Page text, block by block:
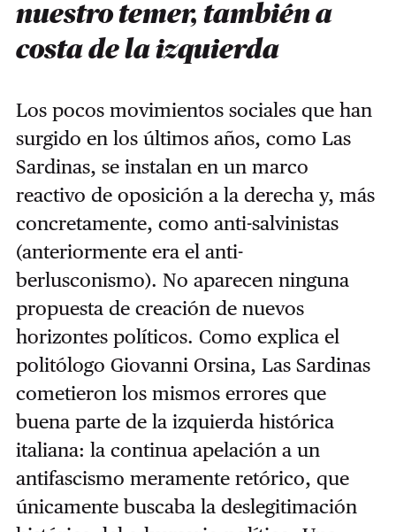
nuestro temer, también a
costa de la izquierda
Los pocos movimientos sociales que han
surgido en los últimos años, como Las
Sardinas, se instalan en un marco
reactivo de oposición a la derecha y, más
concretamente, como anti-salvinistas
(anteriormente era el anti-
berlusconismo). No aparecen ninguna
propuesta de creación de nuevos
horizontes políticos. Como explica el
politólogo Giovanni Orsina, Las Sardinas
cometieron los mismos errores que
buena parte de la izquierda histórica
italiana: la continua apelación a un
antifascismo meramente retórico, que
únicamente buscaba la deslegitimación